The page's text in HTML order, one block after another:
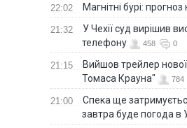
22:02 Магнітні бурі: прогноз
21:32
У Чехії суд вирішив
телефону
458 0
21:15
Вийшов трейлер
Томаса Крауна"
784
21:00
Спека ще
завтра буде погода в